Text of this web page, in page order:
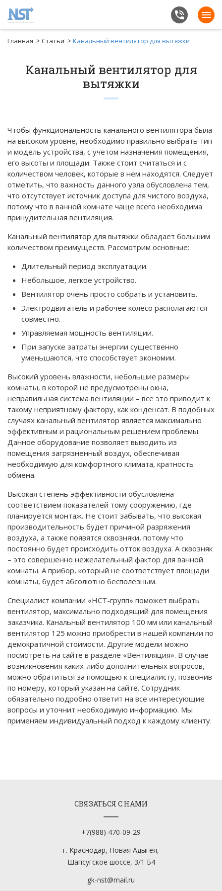
Главная > Статьи > Канальный вентилятор для вытяжки
Канальный вентилятор для
вытяжки
Чтобы функциональность канального вентилятора была
на высоком уровне, необходимо правильно выбрать тип
и модель устройства, с учетом назначения помещения,
его высоты и площади. Также стоит считаться и с
количеством человек, которые в нем находятся. Следует
отметить, что важность данного узла обусловлена тем,
что отсутствует источник доступа для чистого воздуха,
потому что в ванной комнате чаще всего необходима
принудительная вентиляция.
Канальный вентилятор для вытяжки обладает большим
количеством преимуществ. Рассмотрим основные:
Длительный период эксплуатации.
Небольшое, легкое устройство.
Вентилятор очень просто собрать и установить.
Электродвигатель и рабочее колесо располагаются
совместно.
Управляемая мощность вентиляции.
При запуске затраты энергии существенно
уменьшаются, что способствует экономии.
Высокий уровень влажности, небольшие размеры
комнаты, в которой не предусмотрены окна,
неправильная система вентиляции – все это приводит к
такому неприятному фактору, как конденсат. В подобных
случаях канальный вентилятор является максимально
эффективным и рациональным решением проблемы.
Данное оборудование позволяет выводить из
помещения загрязненный воздух, обеспечивая
необходимую для комфортного климата, кратность
обмена.
Высокая степень эффективности обусловлена
соответствием показателей тому сооружению, где
планируется монтаж. Не стоит забывать, что высокая
производительность будет причиной разряжения
воздуха, а также появятся сквозняки, потому что
постоянно будет происходить отток воздуха. А сквозняк
– это совершенно нежелательный фактор для ванной
комнаты. А прибор, который не соответствует площади
комнаты, будет абсолютно бесполезным.
Специалист компании «НСТ-групп» поможет выбрать
вентилятор, максимально подходящий для помещения
заказчика. Канальный вентилятор 100 мм или канальный
вентилятор 125 можно приобрести в нашей компании по
демократичной стоимости. Другие модели можно
посмотреть на сайте в разделе «Вентиляция». В случае
возникновения каких-либо дополнительных вопросов,
можно обратиться за помощью к специалисту, позвонив
по номеру, который указан на сайте. Сотрудник
обязательно подробно ответит на все интересующие
вопросы и уточнит необходимую информацию. Мы
применяем индивидуальный подход к каждому клиенту.
СВЯЗАТЬСЯ С НАМИ
+7(988) 470-09-29
г. Краснодар, Новая Адыгея,
Шапсугское шоссе, 3/1 Б4
gk-nst@mail.ru